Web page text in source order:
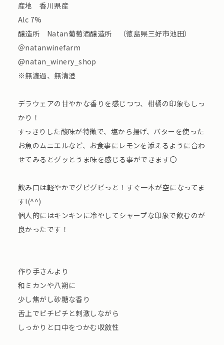
産地 香川県産
Alc 7%
醸造所 Natan葡萄酒醸造所 （徳島県三好市池田）
＠natanwinefarm
@natan_winery_shop
※無濾過、無清澄
デラウェアの甘やかな香りを感じつつ、柑橘の印象もしっ
かり！
すっきりした酸味が特徴で、塩から揚げ、バターを使った
お魚のムニエルなど、お食事にレモンを添えるように合わ
せてみるとグッとうま味を感じる事ができます〇
飲み口は軽やかでグビグビっと！すぐ一本が空になってま
す!(^^)
個人的にはキンキンに冷やしてシャープな印象で飲むのが
良かったです！
作り手さんより
和ミカンや八朔に
少し焦がし砂糖な香り
舌上でピチピチと刺激しながら
しっかりと口中をつかむ収斂性